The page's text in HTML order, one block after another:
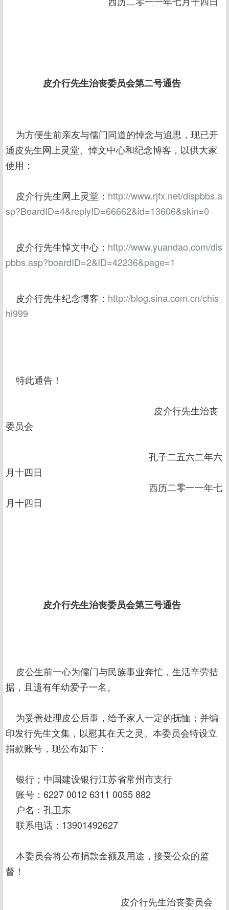
皮介行先生治丧委员会第二号通告
为方便生前亲友与儒门同道的悼念与追思，现已开
通皮先生网上灵堂、悼文中心和纪念博客，以供大家
使用：
皮介行先生网上灵堂： http://www.rjfx.net/dispbbs.a
sp?BoardID=4&replyID=66662&id=13606&skin=0
皮介行先生悼文中心： http://www.yuandao.com/dis
pbbs.asp?boardID=2&ID=42236&page=1
皮介行先生纪念博客： http://blog.sina.com.cn/chis
hi999
特此通告！
皮介行先生治丧
委员会
孔子二五六二年六
月十四日
西历二零一一年七
月十四日
皮介行先生治丧委员会第三号通告
皮公生前一心为儒门与民族事业奔忙，生活辛劳拮
据，且遗有年幼爱子一名。
为妥善处理皮公后事，给予家人一定的抚恤；并编
印发行先生文集，以慰其在天之灵。本委员会特设立
捐款账号，现公布如下：
银行；中国建设银行江苏省常州市支行
账号：6227 0012 6311 0055 882
户名：孔卫东
联系电话：13901492627
本委员会将公布捐款金额及用途，接受公众的监
督！
皮介行先生治丧委员会